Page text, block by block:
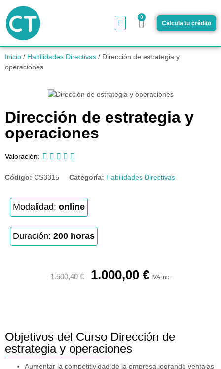
0
Calcula tu crédito
Inicio / Habilidades Directivas / Dirección de estrategia y
operaciones
Dirección de estrategia y
operaciones
Valoración:     
Código: CS3315 Categoría: Habilidades Directivas
Modalidad: online
Duración: 200 horas
1.500,40€ 1.000,00 € IVA inc.
Objetivos del Curso Dirección de
estrategia y operaciones
Aumentar la competitividad de la empresa logrando ventajas